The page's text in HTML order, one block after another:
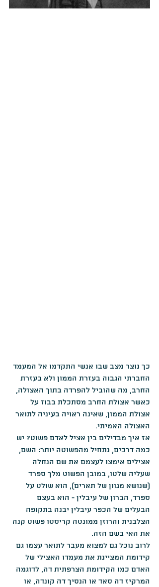
כך נוצר מצב שבו אנשי התקדמו אל המעמד
החברתי הגבוה בעזרת הממון ולא בעזרת
החרב, מה שהוביל להפרדה בתוך האצולה,
כאשר אצולת החרב מסתכלת בבוז על
אצולת הממון, שאינה ראויה בעיניה לתואר
האצולה האמיתי.
אז איך מבדילים בין אציל לאדם פשוט? יש
כמה דרכים, נתחיל מהפשוטה יותר: השם,
אצילים אימצו לעצמם את שם הנחלה
שעליה שלטו, במובן הפשוט מלך ספרד
(שנושא מגוון של תארים), הוא שולט על
ספרד, הברון של עיבלין - הוא בעצם
הבעלים של הכפר עיבלין יבנה בתקופה
הצלבנית והרוזן ממונטה קריסטו פשוט קנה
את האי בשם הזה.
לרוב נוכל גם למצוא מעבר לתואר עצמו גם
קידומת המציינת את מעמדו האצילי של
האדם כמו הקידומת הצרפתית דה, לדוגמה
המרקיז דה סאד או הנסיך דה קונדה, או